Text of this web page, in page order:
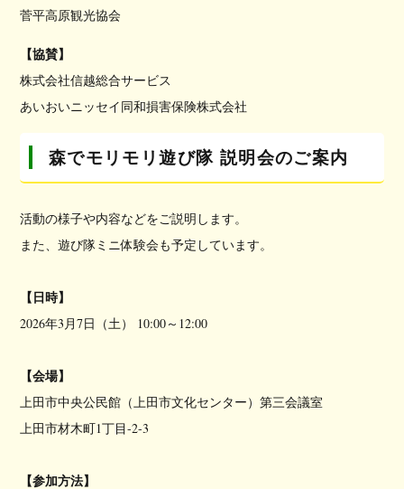
菅平高原観光協会
【協賛】
株式会社信越総合サービス
あいおいニッセイ同和損害保険株式会社
森でモリモリ遊び隊 説明会のご案内
活動の様子や内容などをご説明します。
また、遊び隊ミニ体験会も予定しています。
【日時】
2026年3月7日（土） 10:00～12:00
【会場】
上田市中央公民館（上田市文化センター）第三会議室
上田市材木町1丁目-2-3
【参加方法】